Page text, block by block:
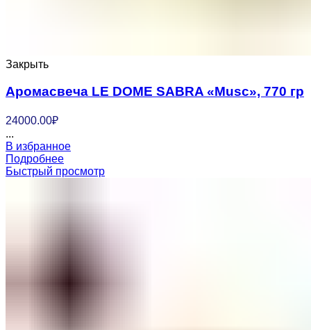
Закрыть
Аромасвеча LE DOME SABRA «Musc», 770 гр
24000.00₽
...
В избранное
Подробнее
Быстрый просмотр